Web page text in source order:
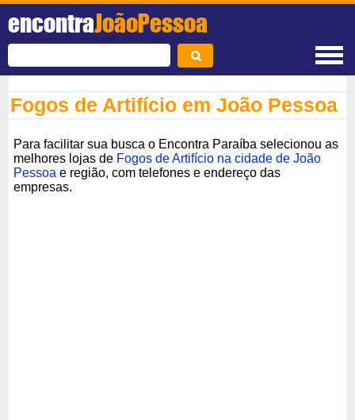
encontraJoãoPessoa
Fogos de Artifício em João Pessoa
Para facilitar sua busca o Encontra Paraíba selecionou as
melhores lojas de Fogos de Artifício na cidade de João
Pessoa e região, com telefones e endereço das
empresas.